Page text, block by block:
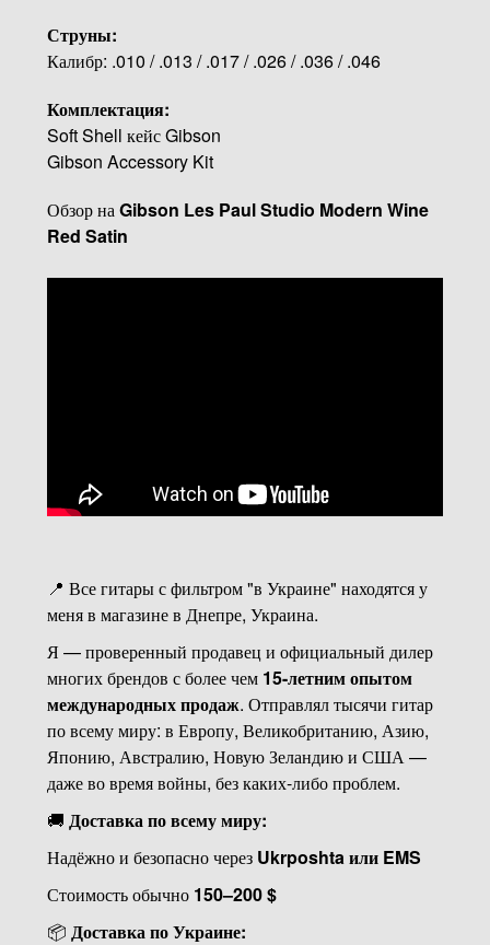
Струны:
Калибр: .010 / .013 / .017 / .026 / .036 / .046
Комплектация:
Soft Shell кейс Gibson
Gibson Accessory Kit
Обзор наGibson Les Paul Studio Modern Wine
Red Satin
📍 Все гитары с фильтром "в Украине" находятся у
меня в магазине в Днепре, Украина.
Я — проверенный продавец и официальный дилер
многих брендов с более чем 15-летним опытом
международных продаж. Отправлял тысячи гитар
по всему миру: в Европу, Великобританию, Азию,
Японию, Австралию, Новую Зеландию и США —
даже во время войны, без каких-либо проблем.
🚚 Доставка по всему миру:
Надёжно и безопасно через Ukrposhta или EMS
Стоимость обычно 150–200 $
📦 Доставка по Украине: